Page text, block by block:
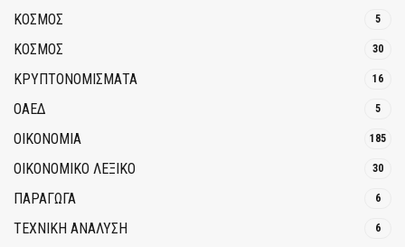
ΚΟΣΜΟΣ 5
ΚΟΣΜΟΣ 30
ΚΡΥΠΤΟΝΟΜΊΣΜΑΤΑ 16
ΟΑΕΔ 5
ΟΙΚΟΝΟΜΙΑ 185
ΟΙΚΟΝΟΜΙΚΟ ΛΕΞΙΚΟ 30
ΠΑΡΑΓΩΓΑ 6
ΤΕΧΝΙΚΗ ΑΝΑΛΥΣΗ 6